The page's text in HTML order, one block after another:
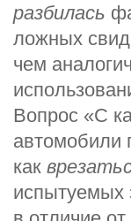
разбилась
ложных
чем
Вопрос «С
автомобили
как
испытуемых